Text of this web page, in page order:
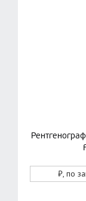
₽, по